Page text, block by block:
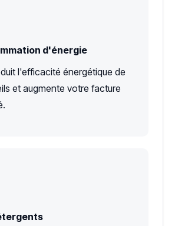
d'énergie
l'efficacité énergétique de
et augmente votre facture